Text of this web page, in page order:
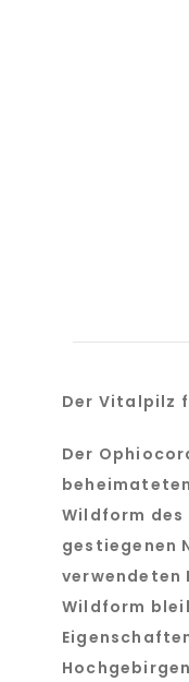
Der Vitalpilz
Der
Wildform
gestiegenen
verwendeten
Wildform